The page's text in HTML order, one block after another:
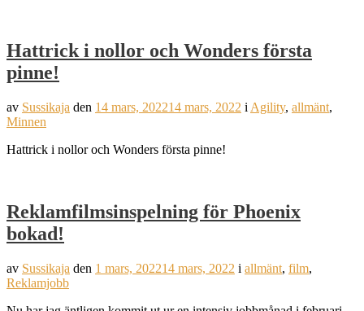
Hattrick i nollor och Wonders första
pinne!
av Sussikaja den 14 mars, 202214 mars, 2022 i Agility, allmänt,
Minnen
Hattrick i nollor och Wonders första pinne!
Reklamfilmsinspelning för Phoenix
bokad!
av Sussikaja den 1 mars, 202214 mars, 2022 i allmänt, film,
Reklamjobb